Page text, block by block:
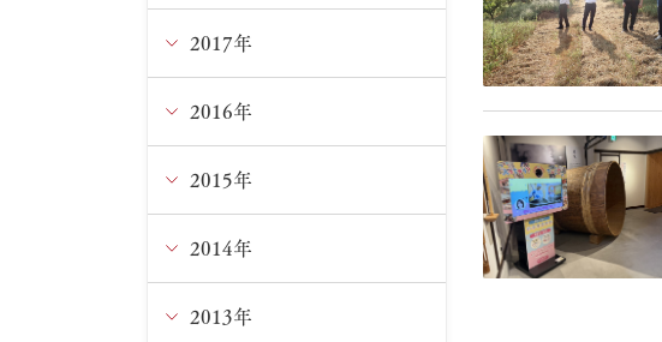
2月
7月
8月
5月
9月
8月
6月
10月
9月
8月
7月
11月
10月
9月
8月
7月
12月
11月
10月
9月
8月
2017年
12月
11月
10月
9月
2016年
12月
11月
10月
2015年
12月
11月
2014年
12月
2013年